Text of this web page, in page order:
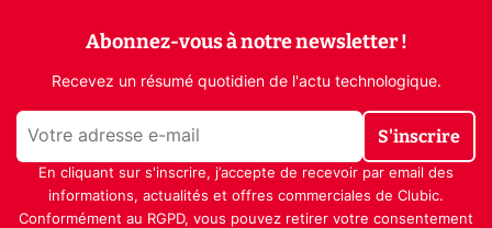
Abonnez-vous à notre newsletter !
Recevez un résumé quotidien de l'actu technologique.
S'inscrire
En cliquant sur s'inscrire, j’accepte de recevoir par email des
informations, actualités et offres commerciales de Clubic.
Conformément au RGPD, vous pouvez retirer votre consentement